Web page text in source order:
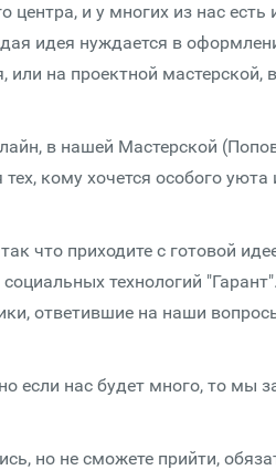
центра, и у многих из нас есть
идея нуждается в
или на проектной мастерской,
в нашей Мастерской
кому хочется особого
что приходите с готовой
технологий
ответившие на наши
если нас будет много, то мы
но не сможете прийти,